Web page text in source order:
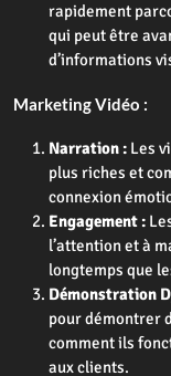
rapidement
qui peut être
d’informations
Marketing Vidéo :
Narration : Les
plus riches et
connexion
Engagement :
l’attention et à
longtemps que
Démonstration
pour démontrer
comment ils
aux clients.